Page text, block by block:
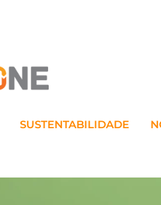
SUSTENTABILIDADE